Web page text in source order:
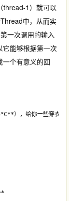
thread-1）就可以
中，从而实
一次调用的输入
能够根据第一次
个有意义的回
），给你一些穿衣建